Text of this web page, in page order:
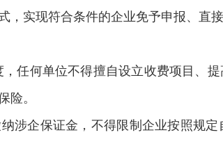
，实现符合条件的企业免予申报、直
任何单位不得擅自设立收费项目、
险。
涉企保证金，不得限制企业按照规